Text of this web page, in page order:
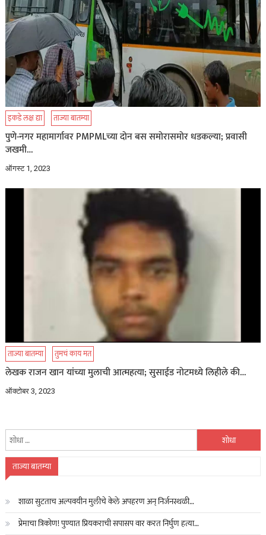
इकडे लक्ष द्या ताज्या बातम्या
पुणे-नगर महामार्गावर PMPMLच्या दोन बस समोरासमोर धडकल्या; प्रवासी
जखमी…
ऑगस्ट 1, 2023
ताज्या बातम्या तुमचं काय मत
लेखक राजन खान यांच्या मुलाची आत्महत्या; सुसाईड नोटमध्ये लिहीले की…
ऑक्टोबर 3, 2023
शोध
ताज्या बातम्या
शाळा सुटताच अल्पवयीन मुलीचे केले अपहरण अन् निर्जनस्थळी…
प्रेमाचा त्रिकोण! पुण्यात प्रियकराची सपासप वार करत निर्घुण हत्या…